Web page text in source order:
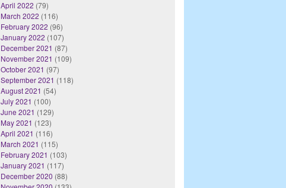
April 2022 (79)
March 2022 (116)
February 2022 (96)
January 2022 (107)
December 2021 (87)
November 2021 (109)
October 2021 (97)
September 2021 (118)
August 2021 (54)
July 2021 (100)
June 2021 (129)
May 2021 (123)
April 2021 (116)
March 2021 (115)
February 2021 (103)
January 2021 (117)
December 2020 (88)